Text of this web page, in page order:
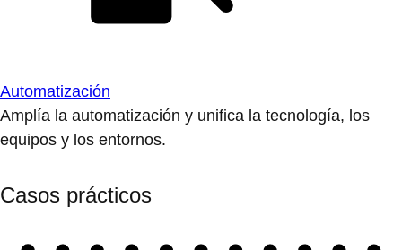
Automatización
Amplía la automatización y unifica la tecnología, los
equipos y los entornos.
Casos prácticos